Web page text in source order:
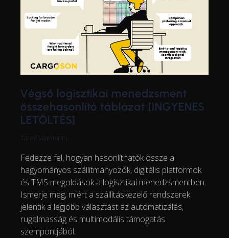
Végső logisztikai menedzsment
összehasonlító táblázat [INGYENES
LETÖLTÉS]
Tanel Vaarmann
Fedezze fel, hogyan hasonlíthatók össze a
hagyományos szállítmányozók, digitális platformok
és TMS megoldások a logisztikai menedzsmentben.
Ismerje meg, miért a szállításkezelő rendszerek
jelentik a legjobb választást az automatizálás,
rugalmasság és multimodális támogatás
szempontjából.